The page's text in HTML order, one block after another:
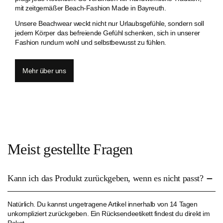
mit zeitgemäßer Beach-Fashion Made in Bayreuth.
Unsere Beachwear weckt nicht nur Urlaubsgefühle, sondern soll
jedem Körper das befreiende Gefühl schenken, sich in unserer
Fashion rundum wohl und selbstbewusst zu fühlen.
Mehr über uns
Meist gestellte Fragen
Kann ich das Produkt zurückgeben, wenn es nicht passt?
Natürlich. Du kannst ungetragene Artikel innerhalb von 14 Tagen
unkompliziert zurückgeben. Ein Rücksendeetikett findest du direkt im